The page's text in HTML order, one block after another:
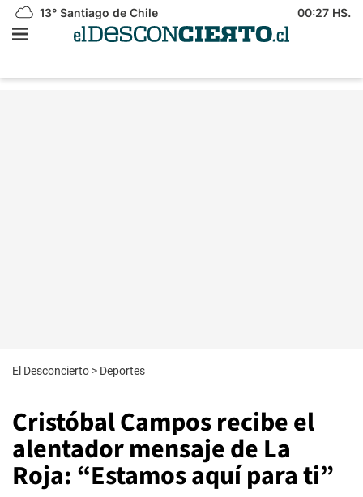
13° Santiago de Chile 00:27 HS.
El Desconcierto > Deportes
Cristóbal Campos recibe el
alentador mensaje de La
Roja: “Estamos aquí para ti”